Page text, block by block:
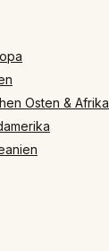
Osten & Afrika